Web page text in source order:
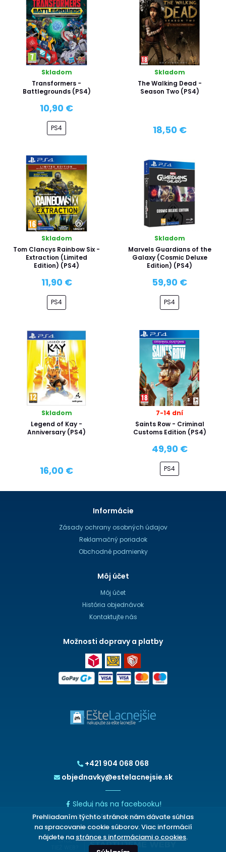
Skladom
Transformers -
Battlegrounds (PS4)
10,90 €
PS4
Skladom
The Walking Dead -
Season Two (PS4)
18,50 €
Skladom
Tom Clancys Rainbow Six -
Extraction (Limited
Edition) (PS4)
11,90 €
PS4
Skladom
Marvels Guardians of the
Galaxy (Cosmic Deluxe
Edition) (PS4)
59,90 €
PS4
Skladom
Legend of Kay -
Anniversary (PS4)
16,00 €
7-14 dní
Saints Row - Criminal
Customs Edition (PS4)
49,90 €
PS4
+421 904 068 068
objednavky@estelacnejsie.sk
Sleduj nás na facebooku!
2026 © EšteLacnejšie.sk
Informácie
Zásady ochrany osobných údajov
Reklamačný poriadok
Obchodné podmienky
Môj účet
Môj účet
História objednávok
Kontaktujte nás
Možnosti dopravy a platby
CHCETE
Prehliadaním týchto stránok nám dávate súhlas
na spracovanie cookie súborov. Viac informácií
nájdete na stránce s informáciami o cookies.